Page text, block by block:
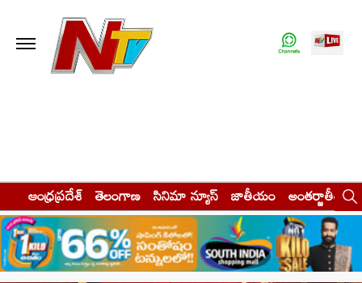
ఆంధ్రప్రదేశ్ తెలంగాణ సినిమా న్యూస్ జాతీయం అంతర్జాతీయం